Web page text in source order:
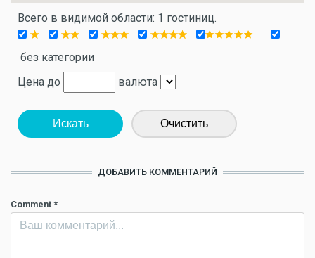
Всего в видимой области: 1 гостиниц.
без категории
Цена до
валюта
Искать Очистить
ДОБАВИТЬ КОММЕНТАРИЙ
Comment *